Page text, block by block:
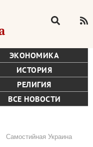
ЭКОНОМИКА
ИСТОРИЯ
РЕЛИГИЯ
ВСЕ НОВОСТИ
Самостийная Украина